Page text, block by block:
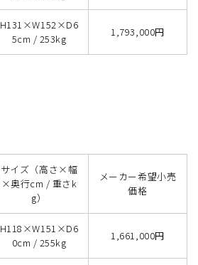
H131×W152×D6
5cm / 253kg
1,793,000円
サイズ（高さ×幅
×奥行cm / 重さk
g）
メーカー希望小売
価格
H118×W151×D6
0cm / 255kg
1,661,000円